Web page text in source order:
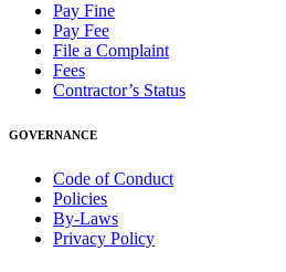
Pay Fine
Pay Fee
File a Complaint
Fees
Contractor’s Status
GOVERNANCE
Code of Conduct
Policies
By-Laws
Privacy Policy